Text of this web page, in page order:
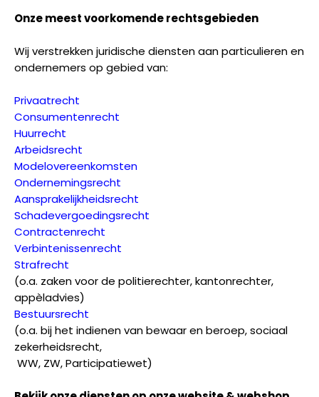
Onze meest voorkomende rechtsgebieden
Wij verstrekken juridische diensten aan particulieren en
ondernemers op gebied van:
Privaatrecht
Consumentenrecht
Huurrecht
Arbeidsrecht
Modelovereenkomsten
Ondernemingsrecht
Aansprakelijkheidsrecht
Schadevergoedingsrecht
Contractenrecht
Verbintenissenrecht
Strafrecht
(o.a. zaken voor de politierechter, kantonrechter,
appèladvies)
Bestuursrecht
(o.a. bij het indienen van bewaar en beroep, sociaal
zekerheidsrecht,
WW, ZW, Participatiewet)